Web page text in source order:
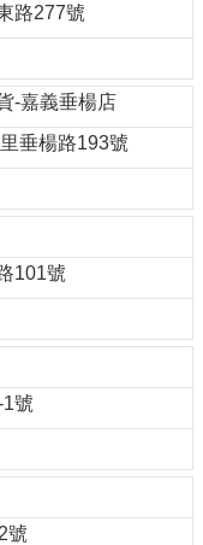
路277號
-嘉義垂楊店
垂楊路193號
101號
號
號